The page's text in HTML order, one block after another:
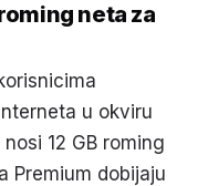
neta za
u okviru
12 GB roming
Premium dobijaju